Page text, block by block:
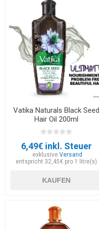
Vatika Naturals Black Seed
Hair Oil 200ml
6,49€ inkl. Steuer
exklusiveVersand
entspricht 32,45€ pro 1 litre(s)
KAUFEN